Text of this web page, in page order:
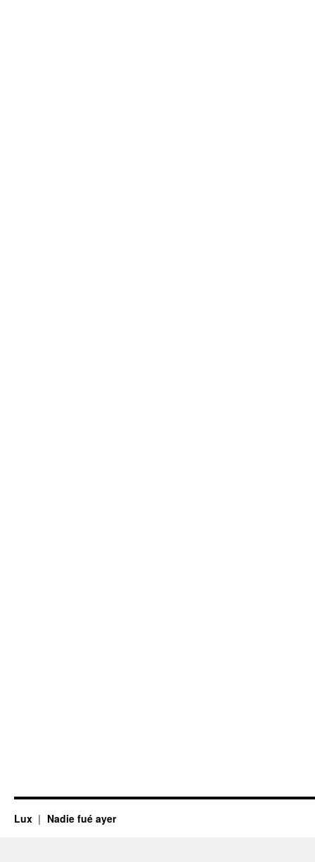
Lux Nadie fué ayer